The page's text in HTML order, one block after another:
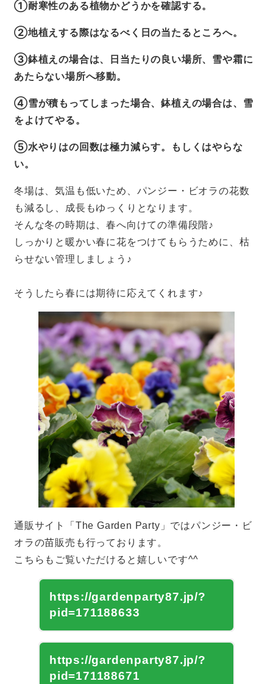
①耐寒性のある植物かどうかを確認する。
②地植えする際はなるべく日の当たるところへ。
③鉢植えの場合は、日当たりの良い場所、雪や霜に
あたらない場所へ移動。
④雪が積もってしまった場合、鉢植えの場合は、雪
をよけてやる。
⑤水やりはの回数は極力減らす。もしくはやらな
い。
冬場は、気温も低いため、パンジー・ビオラの花数
も減るし、成長もゆっくりとなります。
そんな冬の時期は、春へ向けての準備段階♪
しっかりと暖かい春に花をつけてもらうために、枯
らせない管理しましょう♪
そうしたら春には期待に応えてくれます♪
通販サイト「The Garden Party」ではパンジー・ビ
オラの苗販売も行っております。
こちらもご覧いただけると嬉しいです^^
https://gardenparty87.jp/?
pid=171188633
https://gardenparty87.jp/?
pid=171188671